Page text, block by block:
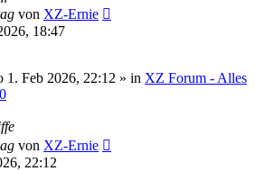
von XZ-Ernie
18:47
1. Feb 2026, 22:12 » in XZ Forum - Alles
von XZ-Ernie
22:12